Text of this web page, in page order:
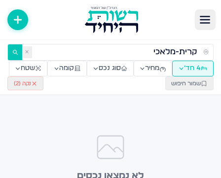
דירות למכירה ולהשכרה — רשות היחיד ✕
4 חד׳ מחיר סוג נכס קומה שטח
שמור חיפוש נקה (2
)
לא נמצאו נכסים